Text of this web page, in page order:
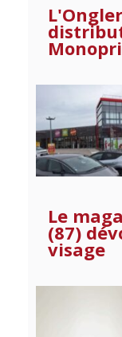
Le
(87)
visage